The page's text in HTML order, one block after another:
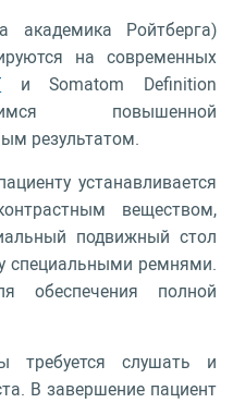
Ройтберга)
на современных
и Somatom Definition
повышенной
результатом.
устанавливается
веществом,
подвижный стол
специальными ремнями.
обеспечения полной
требуется слушать и
В завершение пациент